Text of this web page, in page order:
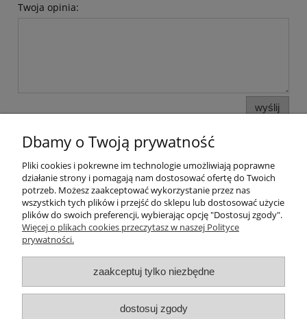
Twoja opinia:
wyślij
Pomoc
Moje konto
Informacje
O nas
Dbamy o Twoją prywatność
Pliki cookies i pokrewne im technologie umożliwiają poprawne
działanie strony i pomagają nam dostosować ofertę do Twoich
potrzeb. Możesz zaakceptować wykorzystanie przez nas
wszystkich tych plików i przejść do sklepu lub dostosować użycie
plików do swoich preferencji, wybierając opcję "Dostosuj zgody".
Więcej o plikach cookies przeczytasz w naszej Polityce
prywatności.
zaakceptuj tylko niezbędne
dostosuj zgody